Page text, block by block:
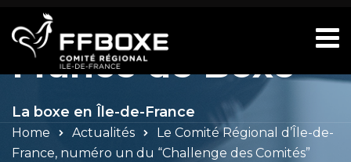
Comité d'Île-de-
France de Boxe
La boxe en Île-de-France
Home Actualités
Le Comité Régional d’Île-de-
France, numéro un du “Challenge des Comités”